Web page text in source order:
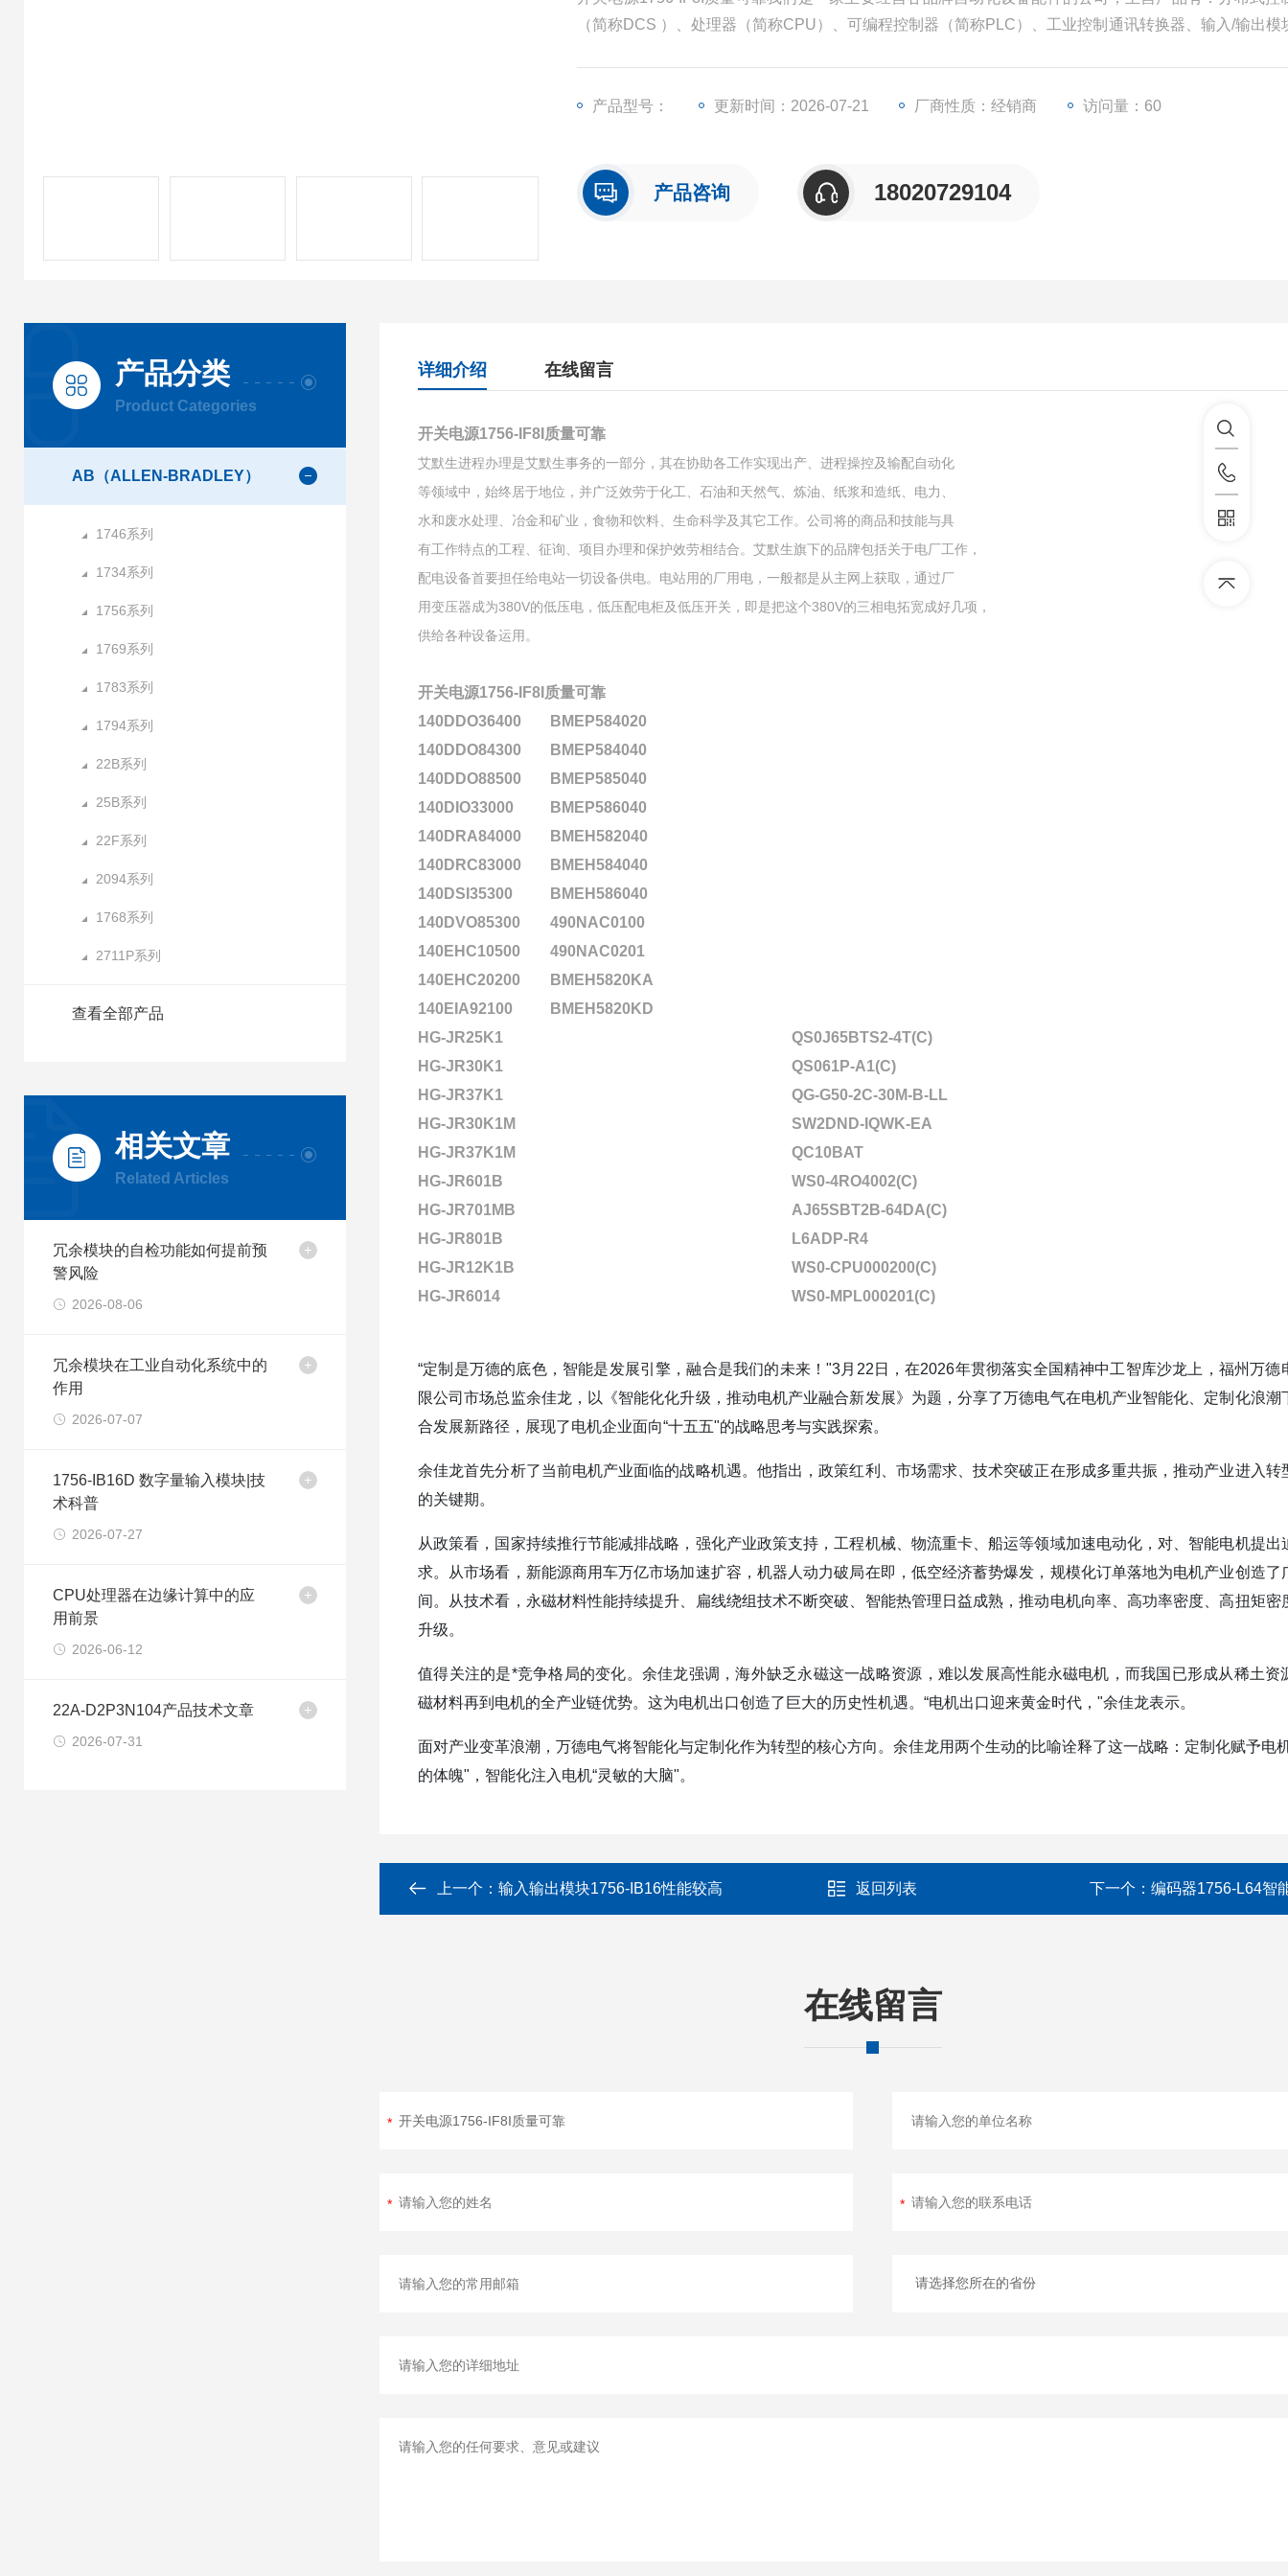
（简称DCS ）、处理器（简称CPU）、可编程控制器（简称PLC）、工业控制通讯转换器、输入/输出模
产品型号： 更新时间：2026-07-21 厂商性质：经销商 访问量：60
产品咨询 18020729104
产品分类
Product Categories
AB（ALLEN-BRADLEY）
1746系列
1734系列
1756系列
1769系列
1783系列
1794系列
22B系列
25B系列
22F系列
2094系列
1768系列
2711P系列
查看全部产品
相关文章
Related Articles
冗余模块的自检功能如何提前预
警风险
2026-08-06
冗余模块在工业自动化系统中的
作用
2026-07-07
1756-IB16D 数字量输入模块|技
术科普
2026-07-27
CPU处理器在边缘计算中的应
用前景
2026-06-12
22A-D2P3N104产品技术文章
2026-07-31
详细介绍 在线留言
开关电源1756-IF8I质量可靠
艾默生进程办理是艾默生事务的一部分，其在协助各工作实现出产、进程操控及输配自动化
等领域中，始终居于地位，并广泛效劳于化工、石油和天然气、炼油、纸浆和造纸、电力、
水和废水处理、冶金和矿业，食物和饮料、生命科学及其它工作。公司将的商品和技能与具
有工作特点的工程、征询、项目办理和保护效劳相结合。艾默生旗下的品牌包括关于电厂工作，
配电设备首要担任给电站一切设备供电。电站用的厂用电，一般都是从主网上获取，通过厂
用变压器成为380V的低压电，低压配电柜及低压开关，即是把这个380V的三相电拓宽成好几项，
供给各种设备运用。
开关电源1756-IF8I质量可靠
140DDO36400
BMEP584020
140DDO84300
BMEP584040
140DDO88500
BMEP585040
140DIO33000
BMEP586040
140DRA84000
BMEH582040
140DRC83000
BMEH584040
140DSI35300
BMEH586040
140DVO85300
490NAC0100
140EHC10500
490NAC0201
140EHC20200
BMEH5820KA
140EIA92100
BMEH5820KD
HG-JR25K1
QS0J65BTS2-4T(C)
HG-JR30K1
QS061P-A1(C)
HG-JR37K1
QG-G50-2C-30M-B-LL
HG-JR30K1M
SW2DND-IQWK-EA
HG-JR37K1M
QC10BAT
HG-JR601B
WS0-4RO4002(C)
HG-JR701MB
AJ65SBT2B-64DA(C)
HG-JR801B
L6ADP-R4
HG-JR12K1B
WS0-CPU000200(C)
HG-JR6014
WS0-MPL000201(C)
“定制是万德的底色，智能是发展引擎，融合是我们的未来！"3月22日，在2026年贯彻落实全国精神中工智库沙龙上，福州万德
限公司市场总监余佳龙，以《智能化化升级，推动电机产业融合新发展》为题，分享了万德电气在电机产业智能化、定制化浪潮
合发展新路径，展现了电机企业面向“十五五"的战略思考与实践探索。
余佳龙首先分析了当前电机产业面临的战略机遇。他指出，政策红利、市场需求、技术突破正在形成多重共振，推动产业进入转
的关键期。
从政策看，国家持续推行节能减排战略，强化产业政策支持，工程机械、物流重卡、船运等领域加速电动化，对、智能电机提出
求。从市场看，新能源商用车万亿市场加速扩容，机器人动力破局在即，低空经济蓄势爆发，规模化订单落地为电机产业创造了
间。从技术看，永磁材料性能持续提升、扁线绕组技术不断突破、智能热管理日益成熟，推动电机向率、高功率密度、高扭矩密
升级。
值得关注的是*竞争格局的变化。余佳龙强调，海外缺乏永磁这一战略资源，难以发展高性能永磁电机，而我国已形成从稀土资
磁材料再到电机的全产业链优势。这为电机出口创造了巨大的历史性机遇。“电机出口迎来黄金时代，"余佳龙表示。
面对产业变革浪潮，万德电气将智能化与定制化作为转型的核心方向。余佳龙用两个生动的比喻诠释了这一战略：定制化赋予电
的体魄"，智能化注入电机“灵敏的大脑"。
上一个： 输入输出模块1756-IB16性能较高 返回列表 下一个： 编码器1756-L64智
在线留言